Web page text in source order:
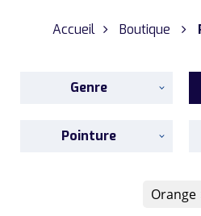
Accueil Boutique
Genre
Pointure
Orange